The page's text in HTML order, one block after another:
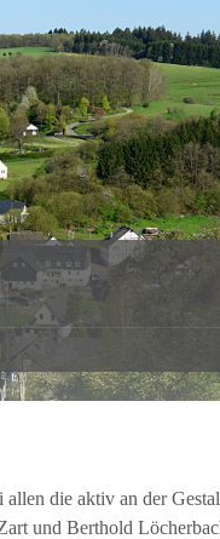
die aktiv an der
und Berthold